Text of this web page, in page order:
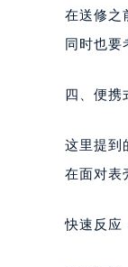
在送修之
同时也要
四、便携
这里提到
在面对表
快速反应